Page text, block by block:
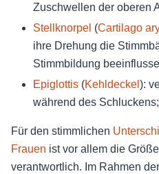
Zuschwellen der oberen
Stellknorpel (Cartilago
ihre Drehung die
Stimmbildung
Epiglottis (Kehldeckel ):
während des
Für den stimmlichen
Frauen ist vor allem die
verantwortlich. Im Rahmen